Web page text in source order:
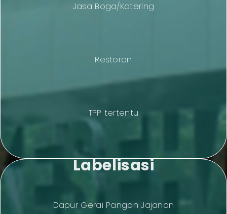
Jasa Boga/Katering
Restoran
TPP tertentu
Labelisasi
Dapur Gerai Pangan Jajanan